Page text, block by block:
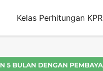
Kelas Perhitungan KPR